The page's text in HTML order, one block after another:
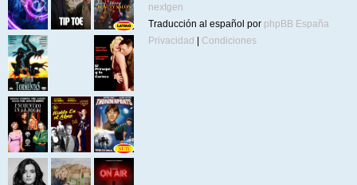
nextgen
Traducción al español por phpBB España
Privacidad
Condiciones